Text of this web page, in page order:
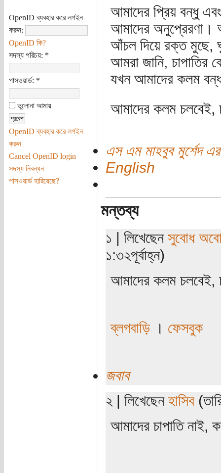
OpenID ব্যবহার করে লগইন
করুন:
OpenID কি?
সদস্য পরিচয়: *
পাসওয়ার্ড: *
ভুলোনা আমায়
OpenID ব্যবহার করে লগইন
করুন
Cancel OpenID login
সদস্য নিবন্ধন
পাসওয়ার্ড হারিয়েছে?
আমাদের প্রিয় বন্ধু
আমাদের অনুপ্রেরণা।
আঁচল দিয়ে রক্ত মুছে,
আমরা জানি, চাপাতির
যখন আমাদের কলম
আমাদের কলম চলবেই,
এস এম মাহবুব মুর্শেদ
English
মন্তব্য
১ | লিখেছেন সুবোধ
১:৩২পূর্বাহ্ন)
আমাদের কলম চলবেই,
ব্লগবাড়ি। ফেসবুক
জবাব
২ | লিখেছেন হাসিব
আমাদের চাপাতি